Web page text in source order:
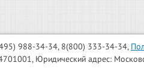
988-34-34, 8(800) 333-34-34,
Юридический адрес: